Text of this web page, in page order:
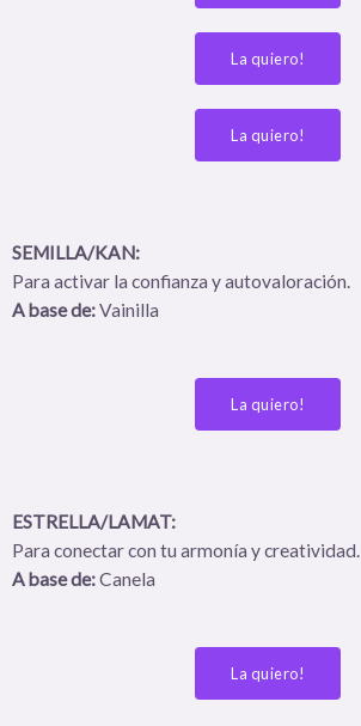
La quiero!
La quiero!
SEMILLA/KAN:
Para activar la confianza y autovaloración.
A base de:Vainilla
La quiero!
ESTRELLA/LAMAT:
Para conectar con tu armonía y creatividad.
A base de:Canela
La quiero!